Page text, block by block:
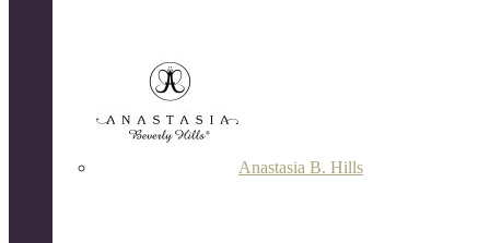
Anastasia B. Hills